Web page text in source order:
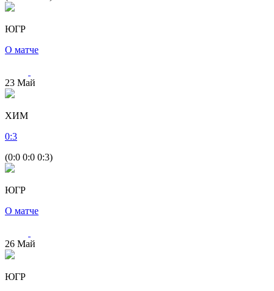
ЮГР
О матче
23 Май
ХИМ
0:3
(0:0 0:0 0:3)
ЮГР
О матче
26 Май
ЮГР